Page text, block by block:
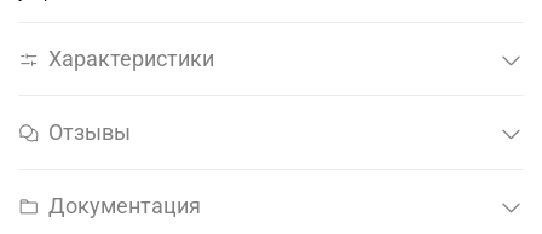
Характеристики
Отзывы
Документация